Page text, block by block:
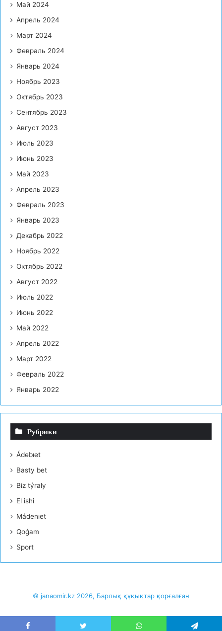
Май 2024
Апрель 2024
Март 2024
Февраль 2024
Январь 2024
Ноябрь 2023
Октябрь 2023
Сентябрь 2023
Август 2023
Июль 2023
Июнь 2023
Май 2023
Апрель 2023
Февраль 2023
Январь 2023
Декабрь 2022
Ноябрь 2022
Октябрь 2022
Август 2022
Июль 2022
Июнь 2022
Май 2022
Апрель 2022
Март 2022
Февраль 2022
Январь 2022
Рубрики
Ádebıet
Basty bet
Bіz týraly
El іshі
Mádenıet
Qoǵam
Sport
© janaomir.kz 2026, Барлық құқықтар қорғалған